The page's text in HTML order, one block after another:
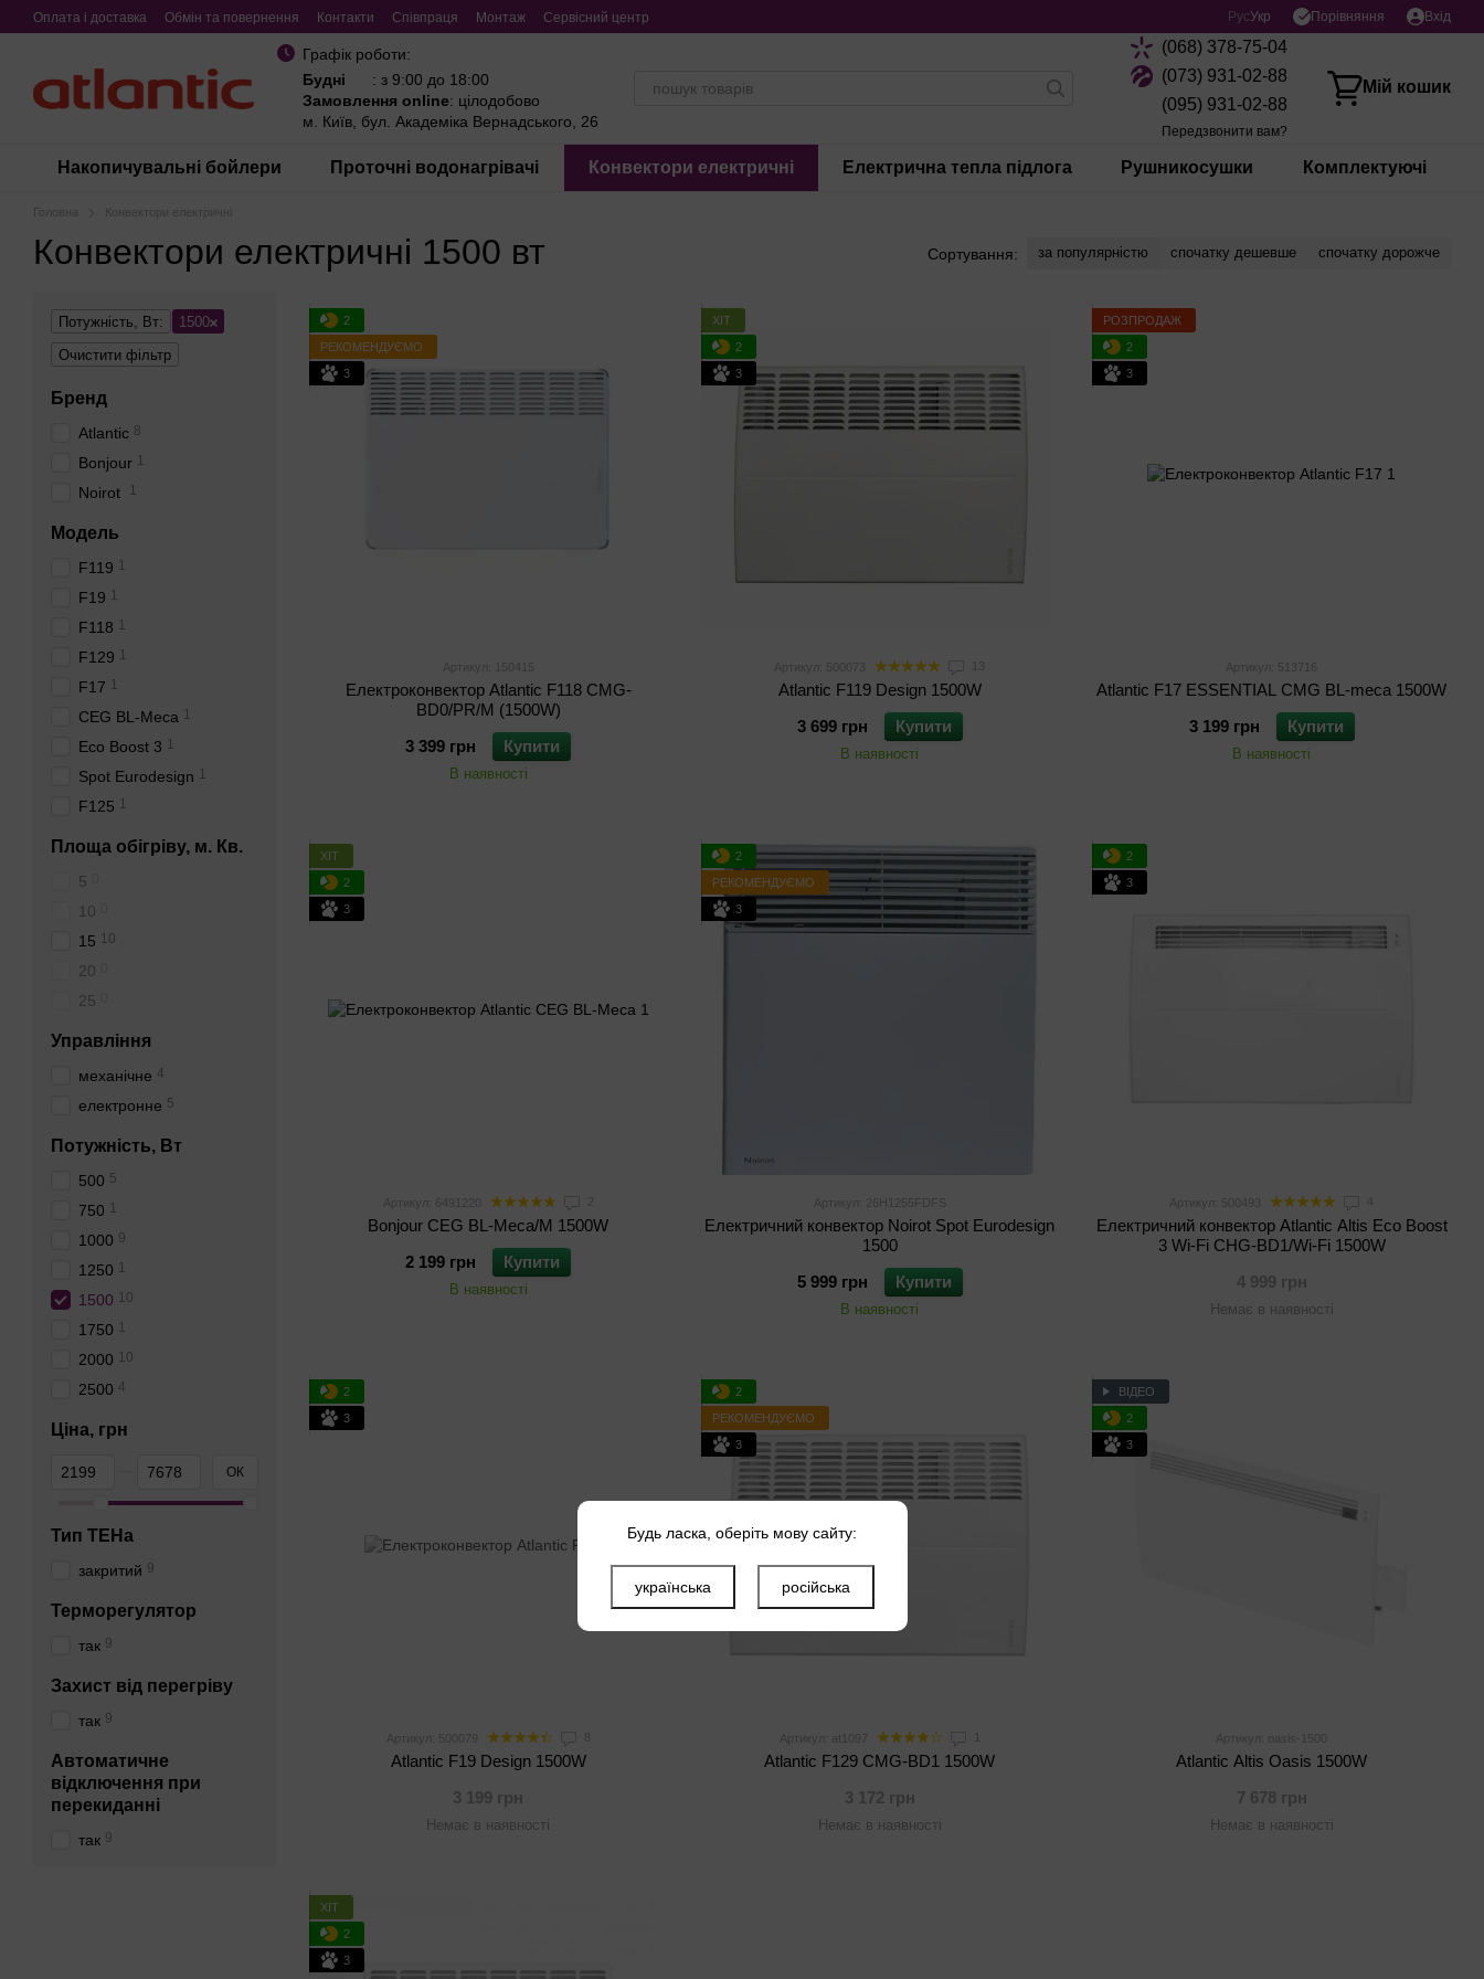
Перейти до основного контенту
Оплата і доставка Обмін та повернення Контакти Співпраця Монтаж Сервісний центр РусУкр Порівняння Вхід
Графік роботи:
Будні
: з 9:00 до 18:00
Замовлення online: цілодобово
м. Київ, бул. Академіка Вернадського, 26
(068) 378-75-04
(073) 931-02-88
(095) 931-02-88
Передзвонити вам?
Мій кошик
Накопичувальні бойлери Проточні водонагрівачі Конвектори електричні Електрична тепла підлога Рушникосушки Комплектуючі
Головна Конвектори електричні
Конвектори електричні 1500 вт Сортування: за популярністю спочатку дешевше спочатку дорожче
2
РЕКОМЕНДУЄМО
3
Артикул: 150415
Електроконвектор Atlantic F118 CMG-
BD0/PR/M (1500W)
3 399 грн
Купити
В наявності
ХІТ
2
3
Артикул: 500073
Atlantic F119 Design 1500W
3 699 грн
Купити
В наявності
РОЗПРОДАЖ
2
3
Артикул: 513716
Atlantic F17 ESSENTIAL CMG BL-meca 1500W
3 199 грн
Купити
В наявності
ХІТ
2
3
Артикул: 6491220
Bonjour CEG BL-Meca/M 1500W
2 199 грн
Купити
В наявності
2
РЕКОМЕНДУЄМО
3
Артикул: 26H1255FDFS
Електричний конвектор Noirot Spot Eurodesign
1500
5 999 грн
Купити
В наявності
2
3
Артикул: 500493 4
Електричний конвектор Atlantic Altis Eco Boost
3 Wi-Fi CHG-BD1/Wi-Fi 1500W
4 999 грн
Немає в наявності
2
3
Артикул: 500079
Atlantic F19 Design 1500W
3 199 грн
Немає в наявності
2
РЕКОМЕНДУЄМО
3
Артикул: at1097
Atlantic F129 CMG-BD1 1500W
3 172 грн
Немає в наявності
ВІДЕО
2
3
Артикул: oasis-1500
Atlantic Altis Oasis 1500W
7 678 грн
Немає в наявності
ХІТ
2
3
Потужність, Вт:
1500
Очистити фільтр
Бренд
Atlantic 8
Bonjour 1
Noirot 1
Модель
F119 1
F19 1
F118 1
F129 1
F17 1
CEG BL-Meca 1
Eco Boost 3 1
Spot Eurodesign 1
F125 1
Площа обігріву, м. Кв.
5
10
15 10
20
25
Управління
механічне 4
електронне 5
Потужність, Вт
500 5
750 1
1000 9
1250 1
1500 10
1750 1
2000 10
2500 4
Ціна, грн
Від Ціна, грн
До Ціна, грн ОК
Тип ТЕНа
закритий 9
Терморегулятор
так 9
Захист від перегріву
так 9
Автоматичне
відключення при
перекиданні
так 9
Будь ласка, оберіть мову сайту:
українська російська